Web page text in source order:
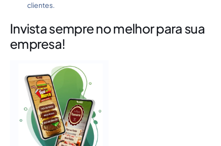
clientes.
Invista sempre no melhor para sua
empresa!